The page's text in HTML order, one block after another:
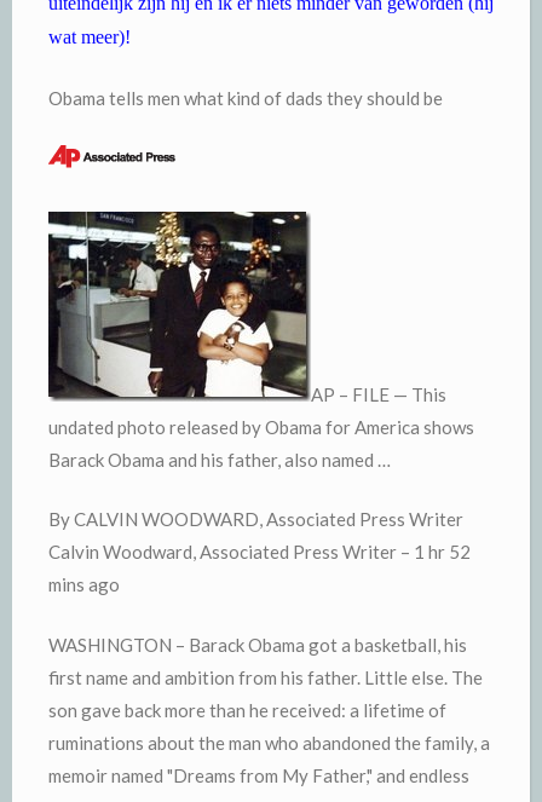
wat meer)!
Obama tells men what kind of dads they should be
AP – FILE — This
undated photo released by Obama for America shows
Barack Obama and his father, also named …
By CALVIN WOODWARD, Associated Press Writer
Calvin Woodward, Associated Press Writer – 1 hr 52
mins ago
WASHINGTON – Barack Obama got a basketball, his
first name and ambition from his father. Little else. The
son gave back more than he received: a lifetime of
ruminations about the man who abandoned the family, a
memoir named "Dreams from My Father," and endless